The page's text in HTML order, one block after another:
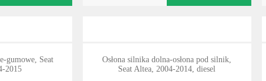
gumowe, Seat
2015
Osłona silnika dolna-osłona pod silnik,
Seat Altea, 2004-2014, diesel